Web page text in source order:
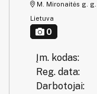
M. Mironaitės g. g.
Lietuva
0
Įm. kodas:
Reg. data:
Darbotojai: